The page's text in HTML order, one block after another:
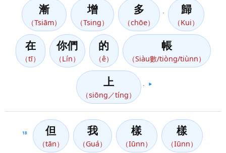
漸
（Tsiām）
增
（Tsing）
多
（chōe）
歸
（Kui）
在
（tī）
你們
（Lín）
的
（ê）
帳
（Siàu數/tiòng/tiùnn）
上
（siōng／tíng）
▶️
18 但
（tān）
我
（Guá）
樣
（Iūnn）
樣
（Iūnn）